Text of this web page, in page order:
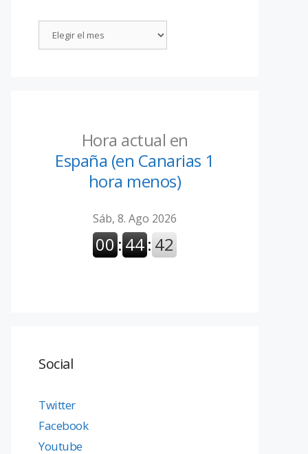
Hora actual en
España (en Canarias 1
hora menos)
Social
Twitter
Facebook
Youtube